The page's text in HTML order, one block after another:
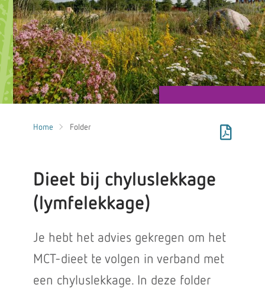
Home Folder
Dieet bij chyluslekkage
(lymfelekkage)
Je hebt het advies gekregen om het
MCT-dieet te volgen in verband met
een chyluslekkage. In deze folder